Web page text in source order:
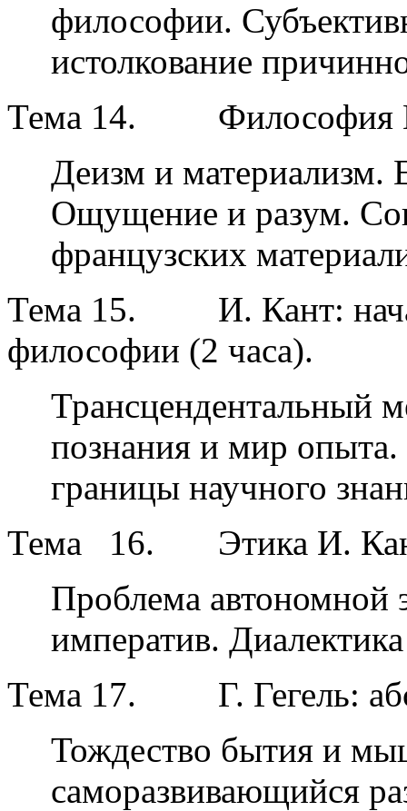
философии.
истолкование
Тема 14.
Философия
Деизм и материализм.
Ощущение и разум.
французских
Тема 15.
И. Кант:
философии (2 часа).
Трансцендентальный
познания и мир опыта.
границы научного
Тема
16.
Этика И.
Проблема автономной
императив.
Тема 17.
Г. Гегель:
Тождество бытия и
саморазвивающийся